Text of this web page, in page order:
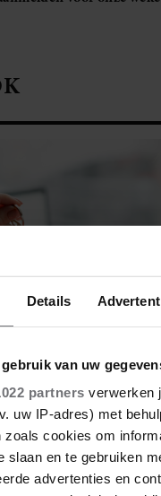
Details
van uw
partners verwerken
uw IP-adres) met
zoals cookies om
slaan en te gebruiken
advertenties en
Na de eerste paar zware
weer op.
van maandag
MANDY